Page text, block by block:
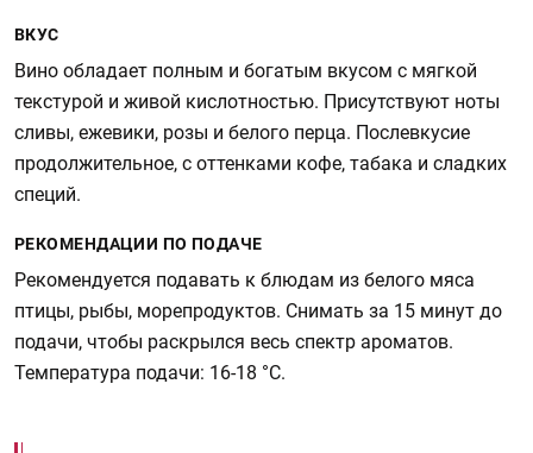
ВКУС
Вино обладает полным и богатым вкусом с мягкой
текстурой и живой кислотностью. Присутствуют ноты
сливы, ежевики, розы и белого перца. Послевкусие
продолжительное, с оттенками кофе, табака и сладких
специй.
РЕКОМЕНДАЦИИ ПО ПОДАЧЕ
Рекомендуется подавать к блюдам из белого мяса
птицы, рыбы, морепродуктов. Снимать за 15 минут до
подачи, чтобы раскрылся весь спектр ароматов.
Температура подачи: 16-18 °C.